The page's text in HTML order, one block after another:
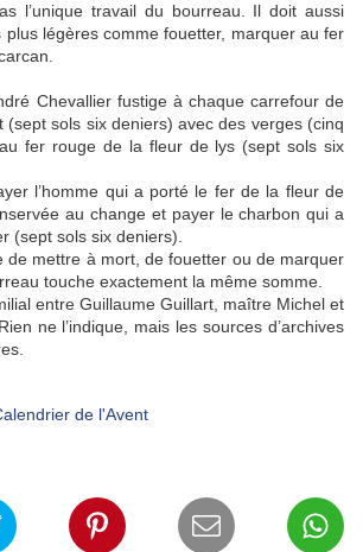
l’unique travail du bourreau. Il doit aussi
plus légères comme fouetter, marquer au fer
Chevallier fustige à chaque carrefour de
(sept sols six deniers) avec des verges (cinq
fer rouge de la fleur de lys (sept sols six
l’homme qui a porté le fer de la fleur de
au change et payer le charbon qui a
(sept sols six deniers).
de mettre à mort, de fouetter ou de marquer
touche exactement la même somme.
entre Guillaume Guillart, maître Michel et
ne l’indique, mais les sources d’archives
de l'Avent